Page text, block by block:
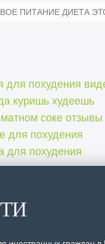
ПИТАНИЕ ДИЕТА
для похудения
куришь худеешь
соке отзывы
для похудения
для похудения